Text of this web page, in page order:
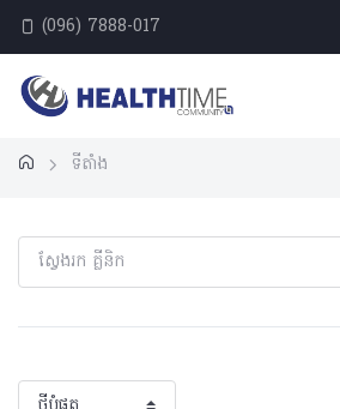
(096) 7888-017
ទីតាំង